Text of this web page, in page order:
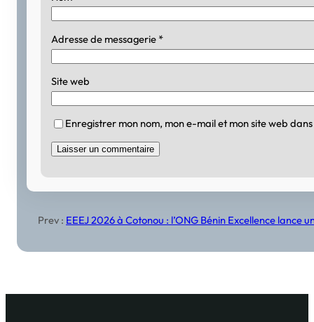
Adresse de messagerie *
Site web
Enregistrer mon nom, mon e-mail et mon site web
Prev : EEEJ 2026 à Cotonou : l’ONG Bénin Excellence